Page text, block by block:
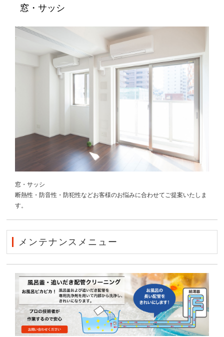
窓・サッシ
窓・サッシ
断熱性・防音性・防犯性などお客様のお悩みに合わせてご提案いたしま
す。
メンテナンスメニュー